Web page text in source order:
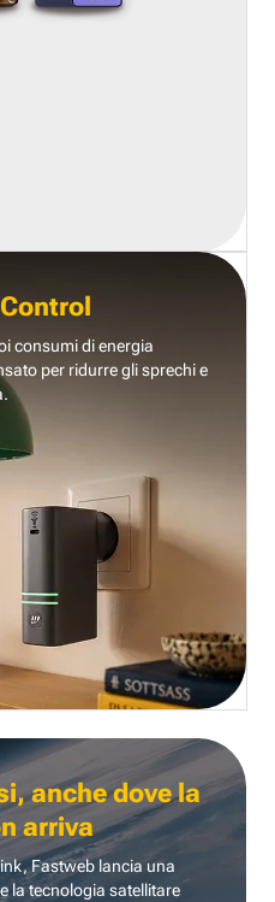
consumi di energia
per ridurre gli sprechi e
anche dove la
arriva
Fastweb lancia una
la tecnologia satellitare